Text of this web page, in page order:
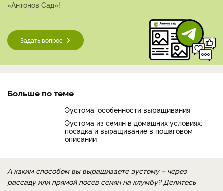
«Антонов Сад»!
Задать вопрос
Больше по теме
Эустома: особенности выращивания
Эустома из семян в домашних условиях:
посадка и выращивание в пошаговом
описании
А каким способом вы выращиваете эустому – через
рассаду или прямой посев семян на клумбу? Делитесь